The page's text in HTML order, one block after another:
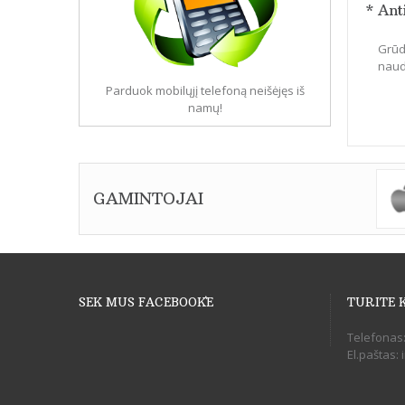
Parduok mobilųjį telefoną neišėjęs iš
namų!
*
GAMINTOJAI
SEK MUS FACEBOOK`E TURITE
El.paštas: